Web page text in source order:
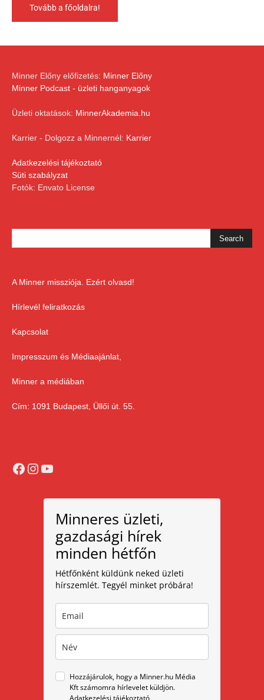
Tovább a főoldalra!
Minner Előny előfizetés: Minner Előny
Minner Podcast - üzleti hanganyagok
Üzleti oktatások: MinnerAkademia.hu
Karrier - Dolgozz a Minnernél: Karrier
Adatkezelési tájékoztató
Süti szabályzat
Fotók: Envato License
A Minner missziója. Ezért olvasd!
Hírlevél feliratkozás
Kapcsolat
Impresszum és Médiaajánlat,
Minner a médiában
Cím: 1091 Budapest, Üllői út. 55.
Facebook
Instagram
YouTube
Minneres üzleti,
gazdasági hírek
minden hétfőn
Hétfőnként küldünk neked üzleti
hírszemlét. Tegyél minket próbára!
Hozzájárulok, hogy a Minner.hu Média
Kft számomra hírlevelet küldjön.
Adatkezelési tájékoztató